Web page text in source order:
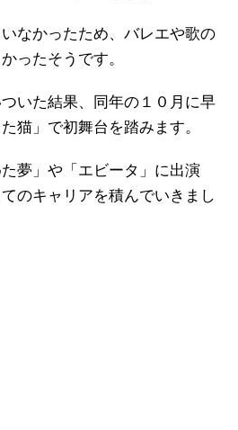
なかったため、バレエや歌の
ったそうです。
いた結果、同年の１０月に早
猫」で初舞台を踏みます。
夢」や「エビータ」に出演
のキャリアを積んでいきまし